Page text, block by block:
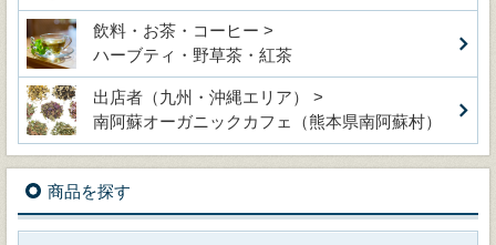
飲料・お茶・コーヒー >
ハーブティ・野草茶・紅茶
出店者（九州・沖縄エリア） >
南阿蘇オーガニックカフェ（熊本県南阿蘇村）
商品を探す